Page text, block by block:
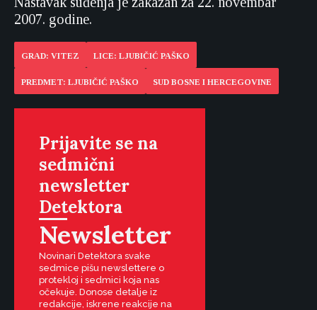
2007. godine.
GRAD: VITEZ LICE: LJUBIČIĆ PAŠKO
PREDMET: LJUBIČIĆ PAŠKO SUD BOSNE I HERCEGOVINE
Prijavite se na
sedmični
newsletter
Detektora
Newsletter
Novinari Detektora svake
sedmice pišu newslettere o
protekloj i sedmici koja nas
očekuje. Donose detalje iz
redakcije, iskrene reakcije na